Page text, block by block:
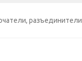
разъединители